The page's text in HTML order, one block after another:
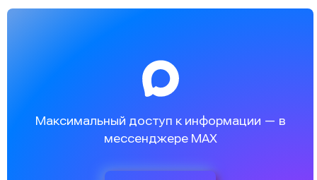
Максимальный доступ к информации — в
мессенджере MAX